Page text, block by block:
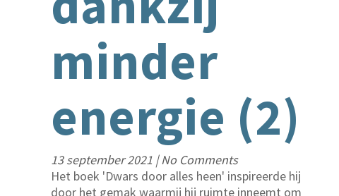
minder
energie (2)
13 september 2021 |No Comments
Het boek 'Dwars door alles heen' inspireerde hij
door het gemak waarmij hij ruimte inneemt om